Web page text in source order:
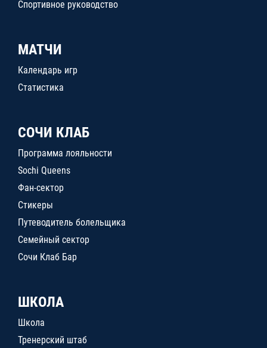
Спортивное руководство
МАТЧИ
Календарь игр
Статистика
СОЧИ КЛАБ
Программа лояльности
Sochi Queens
Фан-сектор
Стикеры
Путеводитель болельщика
Семейный сектор
Сочи Клаб Бар
ШКОЛА
Школа
Тренерский штаб